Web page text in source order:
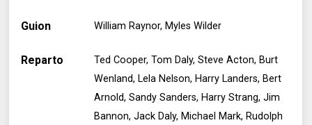
Guion William Raynor, Myles Wilder
Reparto
Ted Cooper, Tom Daly, Steve Acton, Burt
Wenland, Lela Nelson, Harry Landers, Bert
Arnold, Sandy Sanders, Harry Strang, Jim
Bannon, Jack Daly, Michael Mark, Rudolph